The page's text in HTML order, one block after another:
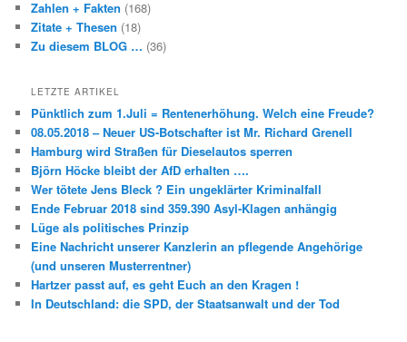
Zahlen + Fakten (168)
Zitate + Thesen (18)
Zu diesem BLOG … (36)
LETZTE ARTIKEL
Pünktlich zum 1.Juli = Rentenerhöhung. Welch eine Freude?
08.05.2018 – Neuer US-Botschafter ist Mr. Richard Grenell
Hamburg wird Straßen für Dieselautos sperren
Björn Höcke bleibt der AfD erhalten ….
Wer tötete Jens Bleck ? Ein ungeklärter Kriminalfall
Ende Februar 2018 sind 359.390 Asyl-Klagen anhängig
Lüge als politisches Prinzip
Eine Nachricht unserer Kanzlerin an pflegende Angehörige
(und unseren Musterrentner)
Hartzer passt auf, es geht Euch an den Kragen !
In Deutschland: die SPD, der Staatsanwalt und der Tod